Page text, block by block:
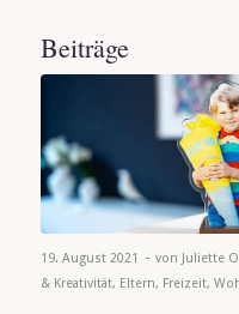
Beiträge
19. August 2021 - von Juliette
& Kreativität, Eltern, Freizeit,